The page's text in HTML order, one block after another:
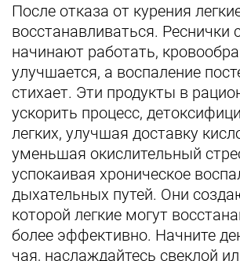
После отказа от курения
восстанавливаться. Реснички
начинают работать,
улучшается, а воспаление
стихает. Эти продукты в
ускорить процесс,
легких, улучшая доставку
уменьшая окислительный
успокаивая хроническое
дыхательных путей. Они
которой легкие могут
более эффективно. Начните
чая, наслаждайтесь свеклой